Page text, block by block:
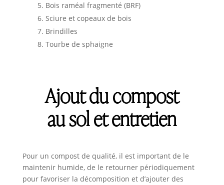
Bois raméal fragmenté (BRF)
Sciure et copeaux de bois
Brindilles
Tourbe de sphaigne
Ajout du compost
au sol et entretien
Pour un compost de qualité, il est important de le
maintenir humide, de le retourner périodiquement
pour favoriser la décomposition et d’ajouter des